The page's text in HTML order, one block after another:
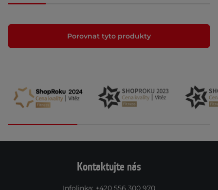
Porovnat tyto produkty
Kontaktujte nás
Infolinka: +420 556 300 970